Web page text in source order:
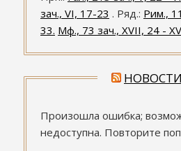
зач., VI, 17-23 . Ряд.: Рим.,
33. Мф., 73 зач., XVII, 24 -
НОВОСТИ
Произошла ошибка;
недоступна. Повторите